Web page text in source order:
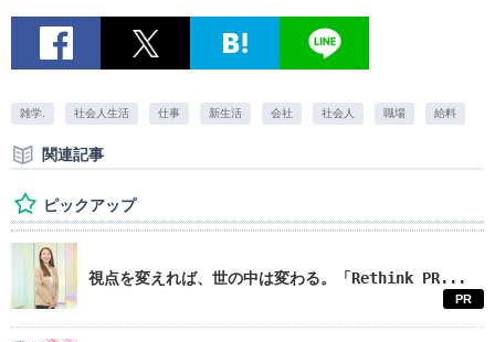
雑学. 社会人生活 仕事 新生活 会社 社会人 職場 給料
関連記事
ピックアップ
視点を変えれば、世の中は変わる。「Rethink PR...
PR